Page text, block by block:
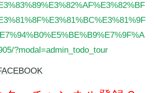
?modal=admin_todo_tour